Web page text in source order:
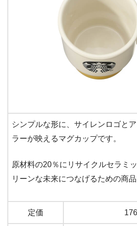
シンプルな形に、サイレンロゴと
ラーが映えるマグカップです。
原材料の20％にリサイクルセラミ
リーンな未来につなげるための商品
定価